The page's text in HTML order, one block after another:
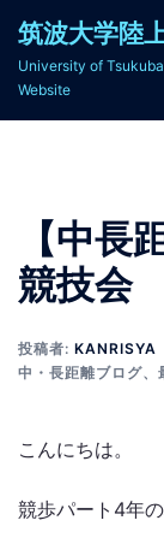
筑波大学陸
University of
Website
【中長
競技会
投稿者: KANRISYA
中・長距離ブログ、
こんにちは。
競歩パート4年の